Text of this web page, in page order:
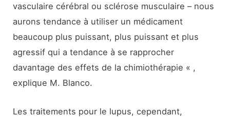
vasculaire cérébral ou sclérose musculaire – nous
aurons tendance à utiliser un médicament
beaucoup plus puissant, plus puissant et plus
agressif qui a tendance à se rapprocher
davantage des effets de la chimiothérapie « ,
explique M. Blanco.
Les traitements pour le lupus, cependant,